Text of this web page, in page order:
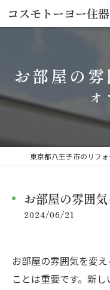
お部屋の
お部屋の雰囲
2024/06/21
お部屋の雰囲気を変
ことは重要です。新